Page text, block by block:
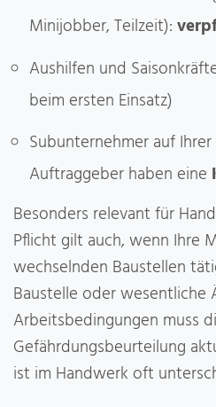
Minijobber, Teilzeit):
Aushilfen und
beim ersten Einsatz)
Subunternehmer auf Ihrer
Auftraggeber haben eine
Besonders relevant für
Pflicht gilt auch, wenn Ihre
wechselnden Baustellen
Baustelle oder wesentliche
Arbeitsbedingungen muss
Gefährdungsbeurteilung
ist im Handwerk oft